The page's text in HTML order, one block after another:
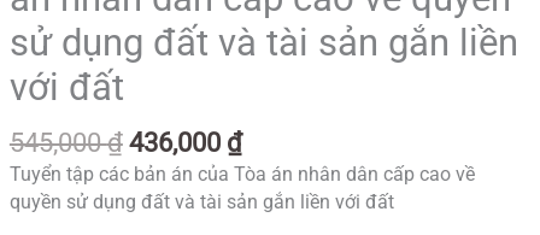
sử dụng đất và tài sản gắn liền
với đất
545,000₫ 436,000 ₫
Tuyển tập các bản án của Tòa án nhân dân cấp cao về
quyền sử dụng đất và tài sản gắn liền với đất